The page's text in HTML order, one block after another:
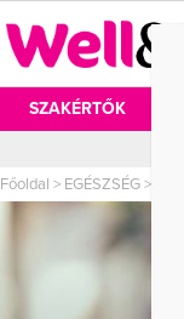
SZAKÉRTŐK
Főoldal > EGÉSZSÉG>